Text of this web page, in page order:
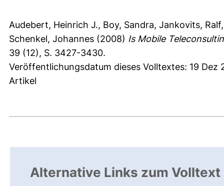
Audebert, Heinrich J., Boy, Sandra, Jankovits, Ralf
Schenkel, Johannes (2008) Is Mobile
39 (12), S. 3427-3430.
Veröffentlichungsdatum dieses Volltextes: 19 Dez
Artikel
Alternative Links zum Volltext